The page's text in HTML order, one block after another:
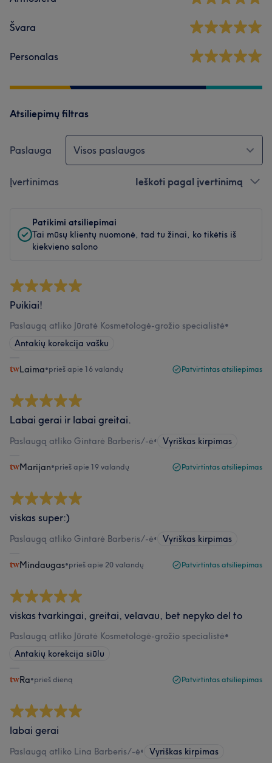
Švara
Personalas
Atsiliepimų filtras
Paslauga Visos paslaugos
Įvertinimas Ieškoti pagal įvertinimą
Patikimi atsiliepimai
Tai mūsų klientų nuomonė, tad tu žinai, ko tikėtis iš
kiekvieno salono
Puikiai!
Paslaugą atliko Jūratė Kosmetologė-grožio specialistė•
Antakių korekcija vašku
Laima•prieš apie 16 valandų Patvirtintas atsiliepimas
Labai gerai ir labai greitai.
Paslaugą atliko Gintarė Barberis/-ė• Vyriškas kirpimas
Marijan•prieš apie 19 valandų Patvirtintas atsiliepimas
viskas super:)
Paslaugą atliko Gintarė Barberis/-ė• Vyriškas kirpimas
Mindaugas•prieš apie 20 valandų Patvirtintas atsiliepimas
viskas tvarkingai, greitai, velavau, bet nepyko del to
Paslaugą atliko Jūratė Kosmetologė-grožio specialistė•
Antakių korekcija siūlu
Ra•prieš dieną Patvirtintas atsiliepimas
labai gerai
Paslaugą atliko Lina Barberis/-ė• Vyriškas kirpimas